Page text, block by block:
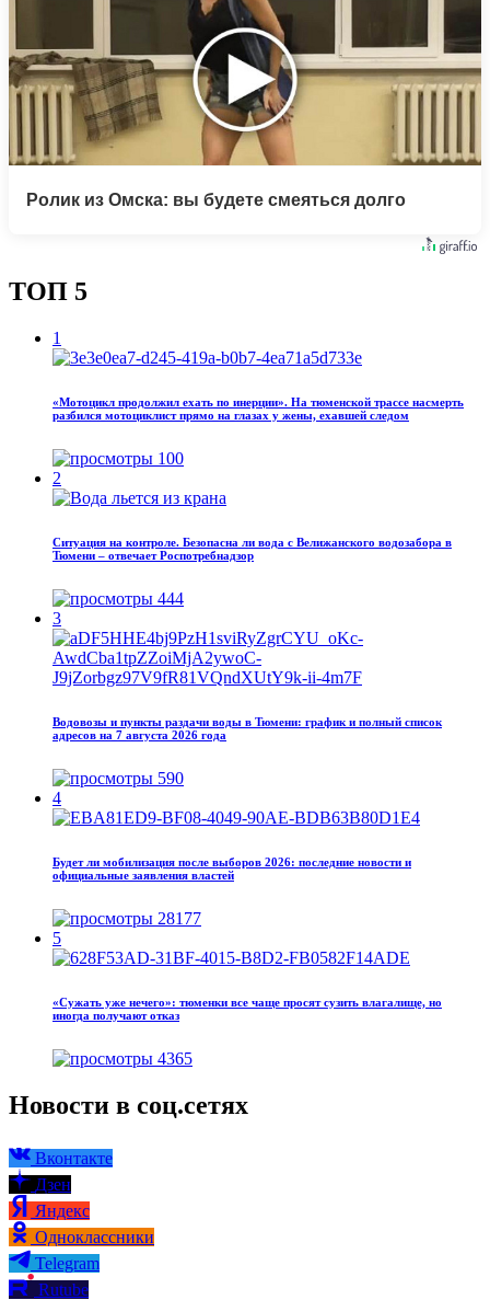
Ролик из Омска: вы будете смеяться долго
ТОП 5
1
«Мотоцикл продолжил ехать по инерции». На тюменской трассе насмерть
разбился мотоциклист прямо на глазах у жены, ехавшей следом
100
2
Ситуация на контроле. Безопасна ли вода с Велижанского водозабора в
Тюмени – отвечает Роспотребнадзор
444
3
Водовозы и пункты раздачи воды в Тюмени: график и полный список
адресов на 7 августа 2026 года
590
4
Будет ли мобилизация после выборов 2026: последние новости и
официальные заявления властей
28177
5
«Сужать уже нечего»: тюменки все чаще просят сузить влагалище, но
иногда получают отказ
4365
Новости в соц.сетях
Вконтакте
Дзен
Яндекс
Одноклассники
Telegram
Rutube